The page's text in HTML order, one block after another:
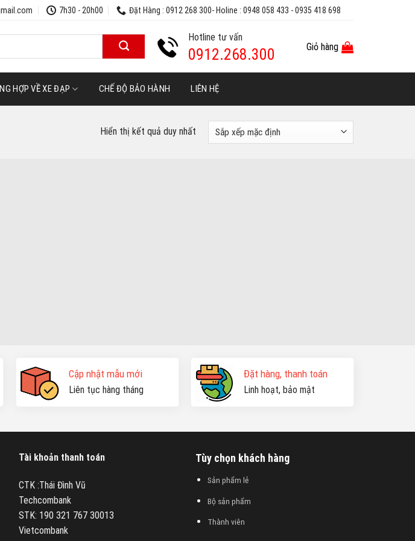
7h30 - 20h00 Đặt Hàng : 0912 268 300- Holine : 0948 058 433 - 0935 418 698
Hotline tư vấn
0912.268.300 Giỏ hàng
HỢP VỀ XE ĐẠP CHẾ ĐỘ BẢO HÀNH LIÊN HỆ
Hiển thị kết quả duy nhất
Cập nhật mẫu mới
Liên tục hàng tháng
Đặt hàng, thanh toán
Linh hoạt, bảo mật
Tài khoản thanh toán
CTK :Thái Đình Vũ
Techcombank
STK: 190 321 767 30013
Vietcombank
Tùy chọn khách hàng
Sản phẩm lẻ
Bộ sản phẩm
Thành viên